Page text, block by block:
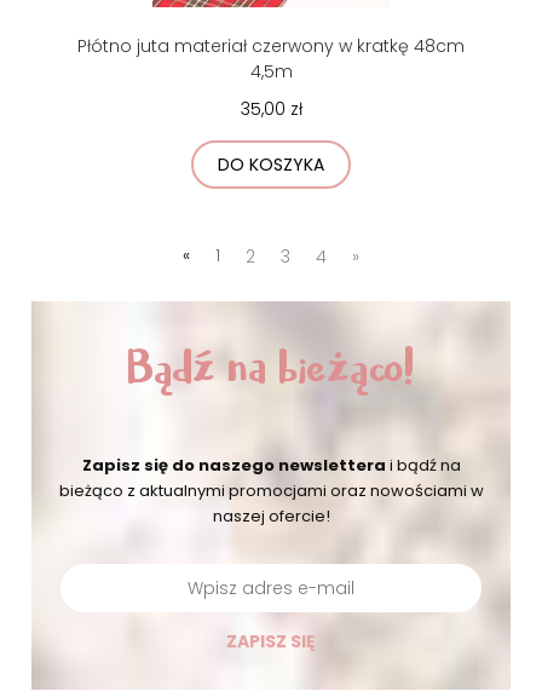
Płótno juta materiał czerwony w kratkę 48cm
4,5m
35,00 zł
DO KOSZYKA
« 1 2 3 4 »
Bądź na bieżąco!
Zapisz się do naszego newslettera i bądź na
bieżąco z aktualnymi promocjami oraz nowościami w
naszej ofercie!
ZAPISZ SIĘ